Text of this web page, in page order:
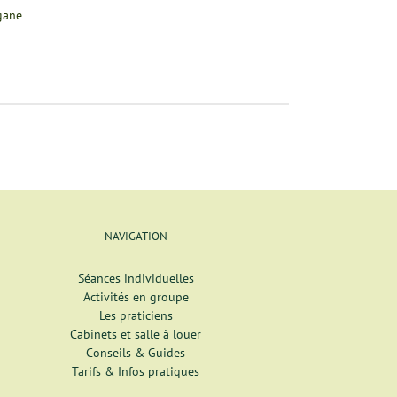
NAVIGATION
Séances individuelles
Activités en groupe
Les praticiens
Cabinets et salle à louer
Conseils & Guides
Tarifs & Infos pratiques